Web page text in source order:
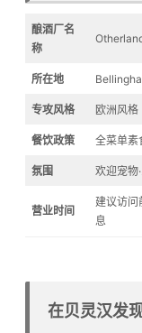
酿酒厂名
称
所在地
专攻风格 欧洲风格
餐饮政策 全菜单素
氛围 欢迎宠物
营业时间
建议访问
息
在贝灵汉发